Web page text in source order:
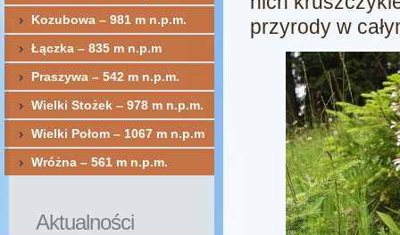
przyrody w
Kozubowa – 981 m n.p.m.
Łączka – 835 m n.p.m
Praszywa – 542 m n.p.m.
Wielki Stożek – 978 m n.p.m.
Wielki Połom – 1067 m n.p.m
Wróżna – 561 m n.p.m.
Aktualności